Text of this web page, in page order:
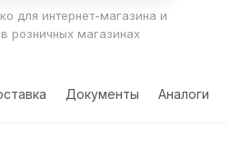
для интернет-магазина и
розничных магазинах
Документы Аналоги